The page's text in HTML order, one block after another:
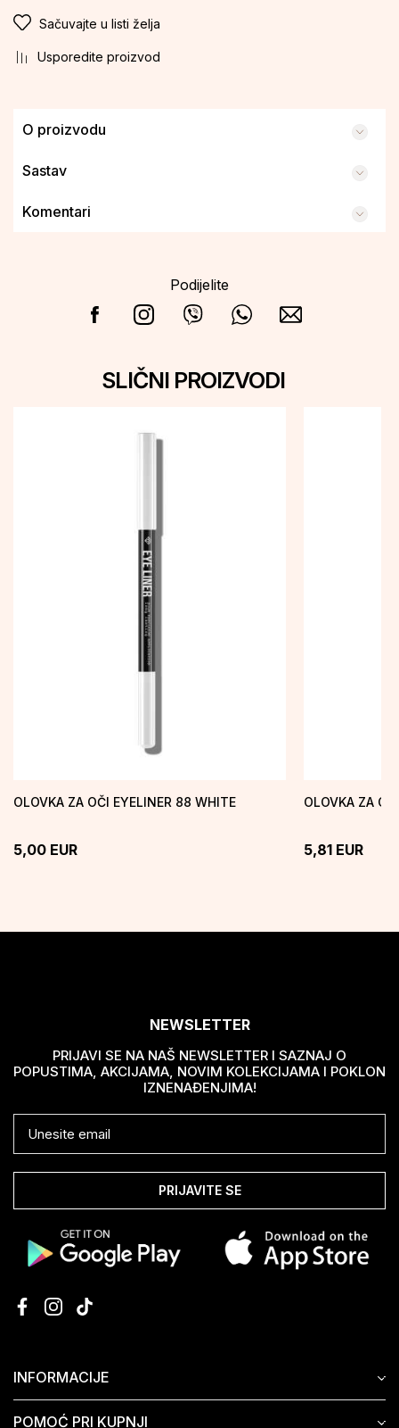
Sačuvajte u listi želja
Usporedite proizvod
O proizvodu
Sastav
Komentari
Podijelite
SLIČNI PROIZVODI
OLOVKA ZA OČI EYELINER 88 WHITE
5,00 EUR
OLOVKA ZA
5,81 EUR
INFORMACIJE
POMOĆ PRI KUPNJI
NEWSLETTER
PRIJAVI SE NA NAŠ NEWSLETTER I SAZNAJ O
POPUSTIMA, AKCIJAMA, NOVIM KOLEKCIJAMA I POKLON
IZNENAĐENJIMA!
PRIJAVITE SE